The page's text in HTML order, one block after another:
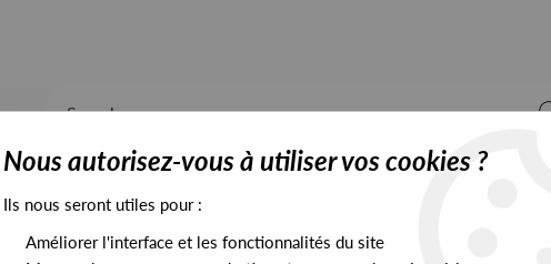
Nous autorisez-vous à utiliser vos cookies ?
Ils nous seront utiles pour :
Améliorer l'interface et les fonctionnalités du site